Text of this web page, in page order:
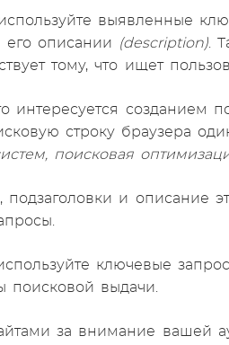
выявленные
его описании (description) .
тому, что ищет
интересуется созданием
строку браузера
поисковая
и описание
ключевые
выдачи.
за внимание вашей